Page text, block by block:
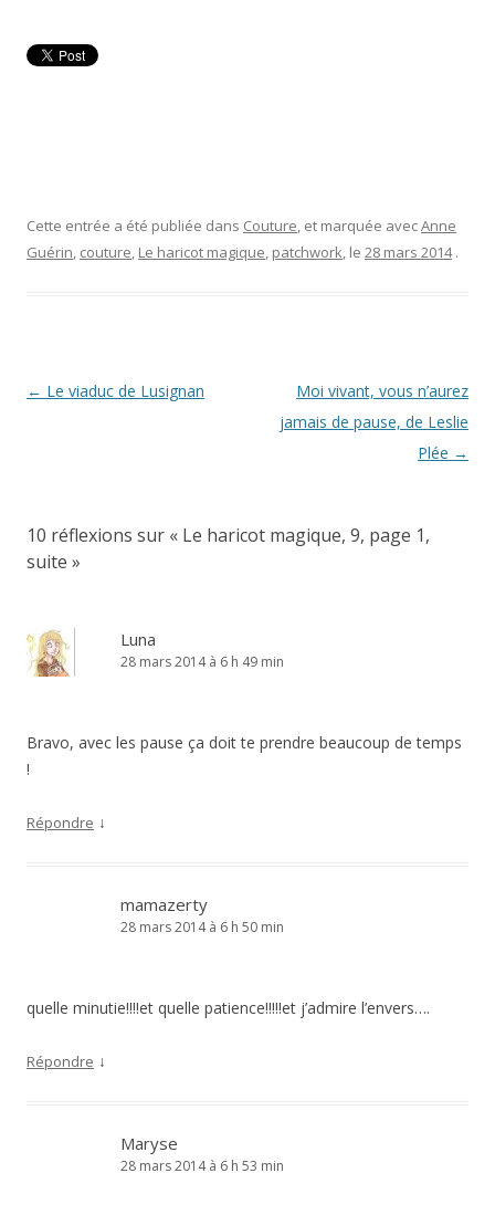
Cette entrée a été publiée dans Couture, et marquée avecAnne
Guérin, couture, Le haricot magique, patchwork, le 28 mars 2014 .
Navigation
← Le viaduc de Lusignan
Moi vivant, vous n’aurez
jamais de pause, de Leslie
Plée →
10 réflexions sur « Le haricot magique, 9, page 1,
suite »
Luna
28 mars 2014 à 6 h 49 min
Bravo, avec les pause ça doit te prendre beaucoup de temps
!
Répondre ↓
mamazerty
28 mars 2014 à 6 h 50 min
quelle minutie!!!!et quelle patience!!!!!et j’admire l’envers….
Répondre ↓
Maryse
28 mars 2014 à 6 h 53 min